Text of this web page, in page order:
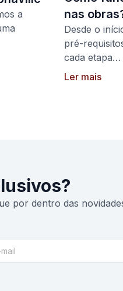
a
nas
Desde o
pré-
cada etapa…
Ler mais
por dentro das